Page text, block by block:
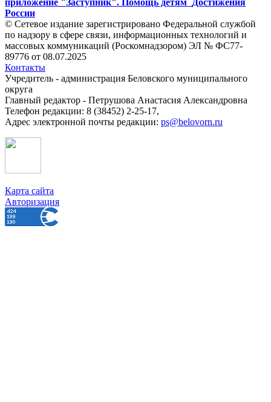
России
© Сетевое издание зарегистрировано Федеральной службой
по надзору в сфере связи, информационных технологий и
массовых коммуникаций (Роскомнадзором) ЭЛ № ФС77-
89776 от 08.07.2025
Контакты
Учредитель - администрация Беловского муниципального
округа
Главный редактор - Петрушова Анастасия Александровна
Телефон редакции: 8 (38452) 2-25-17,
Адрес электронной почты редакции: ps@belovorn.ru
Карта сайта
Авторизация